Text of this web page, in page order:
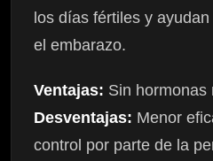
los días fértiles y
el embarazo.
Ventajas: Sin hormonas
Desventajas: Menor
control por parte de la